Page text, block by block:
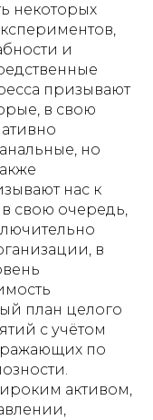
некоторых
и
призывают
в свою
но
нас к
свою очередь,
в
план целого
с учётом
по
активом,